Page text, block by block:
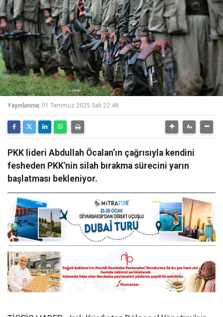
Yayınlanma: 01 Temmuz 2025 Salı 22:48
PKK lideri Abdullah Öcalan’ın çağrısıyla kendini
fesheden PKK'nin silah bırakma sürecini yarın
başlatması bekleniyor.